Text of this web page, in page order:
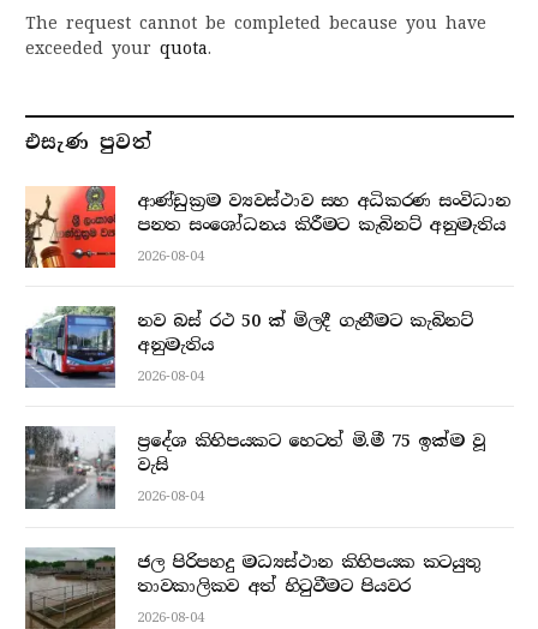
The request cannot be completed because you have
exceeded your quota.
එසැණ පුව​ත්
ආණ්ඩුක්‍රම ව්‍යවස්ථාව සහ අධිකරණ සංවිධාන
පනත සංශෝධනය කිරීමට කැබිනට් අනුමැතිය
2026-08-04
නව බස් රථ 50 ක් මිලදී ගැනීමට කැබිනට්
අනුමැතිය
2026-08-04
ප්‍රදේශ කිහිපයකට හෙටත් මි.මී 75 ඉක්ම වූ
වැසි
2026-08-04
ජල පිරිපහදු මධ්‍යස්ථාන කිහිපයක කටයුතු
තාවකාලිකව අත් හිටුවීමට පියවර
2026-08-04